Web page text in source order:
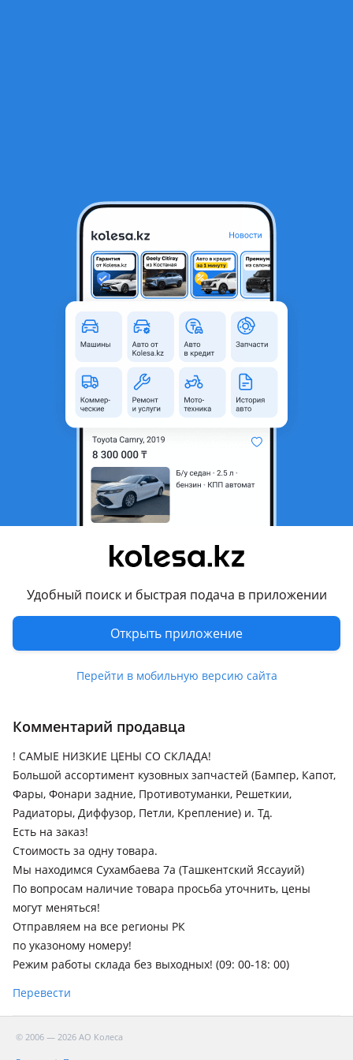
Удобный поиск и быстрая подача в приложении
Открыть приложение
Перейти в мобильную версию сайта
Бампер передний бу оригинал Хюндай Грандер Грандауер 19-
22/Hyundai Grandeur
160 000 ₸
Объявление находится в архиве и может быть
неактуальным.
Алматы, Алматинская
Оригинальность
Оригинал
2024 - н.в. 2 поколение рестайлинг (SU2), 2021 - 2022 2
поколение (SU2), 2015 - 2019 1 поколение (GS/GC), 2019 -
2021 1 поколение рестайлинг (GS/GC)
Hyundai Palisade
2024 - н.в. 2 поколение, 2022 - н.в. 1 поколение рестайлинг,
2018 - 2022 1 поколение
2017 - н.в. 5 поколение (HC), 2020 - н.в. 5 поколение
рестайлинг (YC), 2010 - 2017 4 поколение (RB/RC)
Hyundai Elantra
2023 - н.в. 7 поколение рестайлинг , 2020 - н.в. 7 поколение
(CN7), 2018 - 2020 6 поколение рестайлинг (AD/ADA), 2013 -
2016 5 поколение рестайлинг (MD/UD), 2015 - 2020 6
поколение (AD/ADA), 2010 - 2016 5 поколение (MD/UD)
Hyundai Grandeur
2022 - н.в. 7 поколение, 2019 - 2022 IG рестайлинг, 2016 -
2019 IG, 2011 - 2016 HG
Hyundai Santa Fe
2020 - н.в. 4 поколение рестайлинг, 2023 - н.в. 5 поколение,
2018 - 2021 4 поколение (TM/TMA), 2015 - 2018 3 поколение
рестайлинг (DM/DMA), 2012 - 2016 3 поколение (DM/DMA)
Hyundai Sonata
Показать больше
Комментарий продавца
! САМЫЕ НИЗКИЕ ЦЕНЫ СО СКЛАДА!
Большой ассортимент кузовных запчастей (Бампер, Капот,
Фары, Фонари задние, Противотуманки, Решеткии,
Радиаторы, Диффузор, Петли, Крепление) и. Тд.
Есть на заказ!
Стоимость за одну товара.
Мы находимся Сухамбаева 7а (Ташкентский Яссауий)
По вопросам наличие товара просьба уточнить, цены
могут меняться!
Отправляем на все регионы РК
по указоному номеру!
Режим работы склада без выходных! (09: 00-18: 00)
Перевести
© 2006 — 2026 АО Колеса